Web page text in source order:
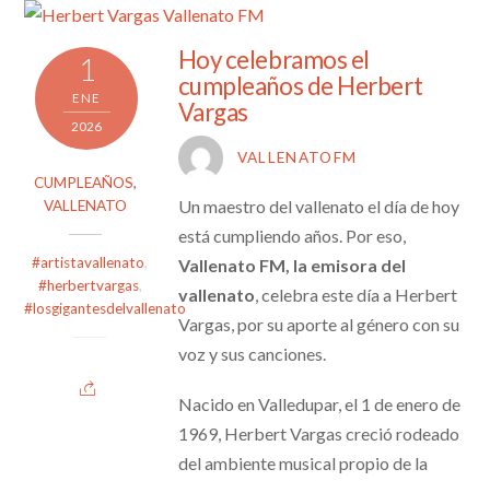
1
ENE
2026
CUMPLEAÑOS,
VALLENATO
#artistavallenato,
#herbertvargas,
#losgigantesdelvallenato
Hoy celebramos el
cumpleaños de Herbert
Vargas
VALLENATOFM
Un maestro del vallenato el día de hoy
está cumpliendo años. Por eso,
Vallenato FM, la emisora del
vallenato, celebra este día a Herbert
Vargas, por su aporte al género con su
voz y sus canciones.
Nacido en Valledupar, el 1 de enero de
1969, Herbert Vargas creció rodeado
del ambiente musical propio de la